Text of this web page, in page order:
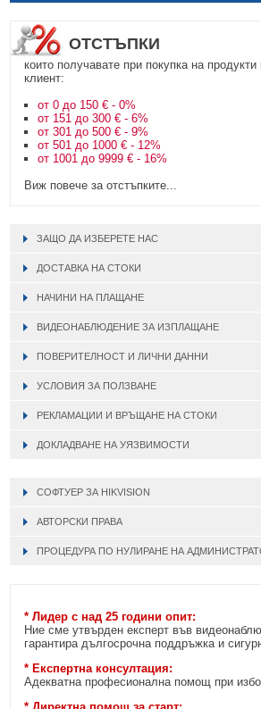
ОТСТЪПКИ
които получавате при покупка на продукти
клиент:
от 0 до 150 € - 0%
от 151 до 300 € - 6%
от 301 до 500 € - 9%
от 501 до 1000 € - 12%
от 1001 до 9999 € - 16%
Виж повече за отстъпките...
ЗАЩО ДА ИЗБЕРЕТЕ НАС
ДОСТАВКА НА СТОКИ
НАЧИНИ НА ПЛАЩАНЕ
ВИДЕОНАБЛЮДЕНИЕ ЗА ИЗПЛАЩАНЕ
ПОВЕРИТЕЛНОСТ И ЛИЧНИ ДАННИ
УСЛОВИЯ ЗА ПОЛЗВАНЕ
РЕКЛАМАЦИИ И ВРЪЩАНЕ НА СТОКИ
ДОКЛАДВАНЕ НА УЯЗВИМОСТИ
СОФТУЕР ЗА HIKVISION
АВТОРСКИ ПРАВА
ПРОЦЕДУРА ПО НУЛИРАНЕ НА
* Лидер с над 25 години опит:
Ние сме утвърден експерт във
гарантира дългосрочна поддръжка и
* Експертна консултация:
Адекватна професионална помощ при